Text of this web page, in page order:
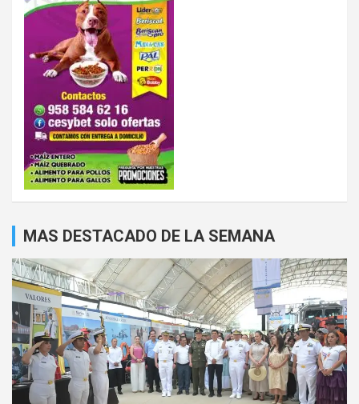
MAS DESTACADO DE LA SEMANA